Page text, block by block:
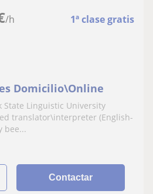
/h 1ª clase gratis
Domicilio\Online
Linguistic University
translator\interpreter (English-
bee...
Contactar